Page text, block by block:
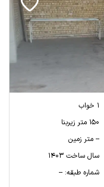
1 خواب
150 متر زیربنا
-- متر زمین
سال ساخت 1403
شماره طبقه: --